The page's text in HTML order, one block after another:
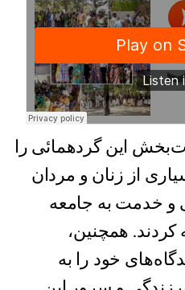
این گردهمائی را
از زنان و مردان
و خدمت به جامعه
همچنین،
خود را به